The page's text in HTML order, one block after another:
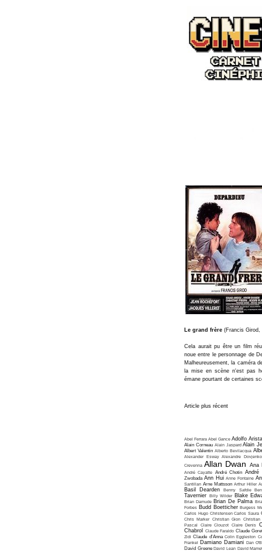
Le grand frère (Francis Girod,
Cela aurait pu être un film
noue entre le personnage de
Malheureusement, la caméra
la mise en scène n'est pas
émane pourtant de certaines
Article plus récent
Abel Ferrara Abel Gance Adolfo
Alain Corneau Alain Jaspard Alain
Albert Valentin Alberto Bevilacqua
Alexander Esway Alexandre Dovjenko
Crevenna Allan Dwan Ana
André Cayatte André Chotin André
Zwobada Ann Hui Anne Fontaine
Santillan Arne Mattsson Arthur Hiller
Basil Dearden Benny Safdie
Tavernier Billy Wilder Blake
Brian Damude Brian De Palma
Forbes Budd Boetticher Burgess
Carlos Hugo Christensen Carlos Saura
Chris Marker Christian Gion Christian
Pascal
Claire Clouzot Claire Denis
Chabrol
Claude Faraldo Claude
Zidi Claude d'Anna Colin Eggleston
Frankel Damiano Damiani Dan
David Greene David Lean David